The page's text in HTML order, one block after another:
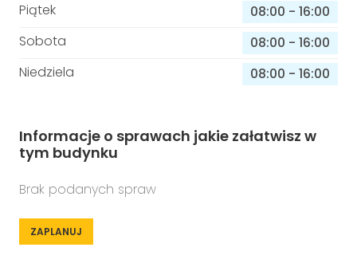
Piątek
08:00 - 16:00
Sobota
08:00 - 16:00
Niedziela
08:00 - 16:00
Informacje o sprawach jakie załatwisz w
tym budynku
Brak podanych spraw
ZAPLANUJ